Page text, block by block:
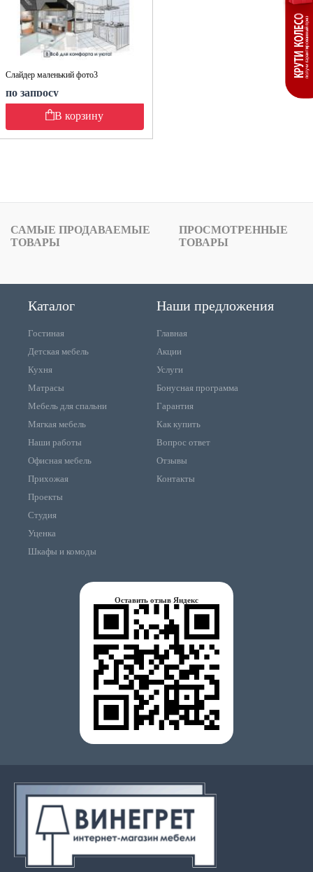
Слайдер маленький фото3
по запросу
В корзину
САМЫЕ ПРОДАВАЕМЫЕ
ТОВАРЫ
ПРОСМОТРЕННЫЕ
ТОВАРЫ
Каталог
Гостиная
Детская мебель
Кухня
Матрасы
Мебель для спальни
Мягкая мебель
Наши работы
Офисная мебель
Прихожая
Проекты
Студия
Уценка
Шкафы и комоды
Наши предложения
Главная
Акции
Услуги
Бонусная программа
Гарантия
Как купить
Вопрос ответ
Отзывы
Контакты
Оставить отзыв Яндекс